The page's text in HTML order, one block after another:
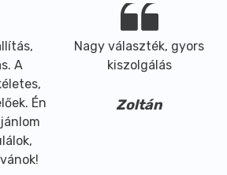
A
Én
Nagy választék, gyors
kiszolgálás
Zoltán